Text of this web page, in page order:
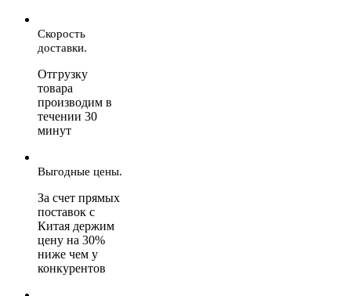
Скорость
доставки.
Отгрузку
товара
производим в
течении 30
минут
Выгодные цены.
За счет прямых
поставок с
Китая держим
цену на 30%
ниже чем у
конкурентов